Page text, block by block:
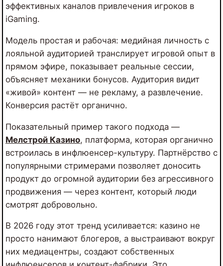
эффективных каналов привлечения игроков в
iGaming.
Модель простая и рабочая: медийная личность с
лояльной аудиторией транслирует игровой опыт в
прямом эфире, показывает реальные сессии,
объясняет механики бонусов. Аудитория видит
«живой» контент — не рекламу, а развлечение.
Конверсия растёт органично.
Показательный пример такого подхода —
Мелстрой Казино, платформа, которая органично
встроилась в инфлюенсер-культуру. Партнёрство с
популярными стримерами позволяет доносить
продукт до огромной аудитории без агрессивного
продвижения — через контент, который люди
смотрят добровольно.
В 2026 году этот тренд усиливается: казино не
просто нанимают блогеров, а выстраивают вокруг
них медиацентры, создают собственных